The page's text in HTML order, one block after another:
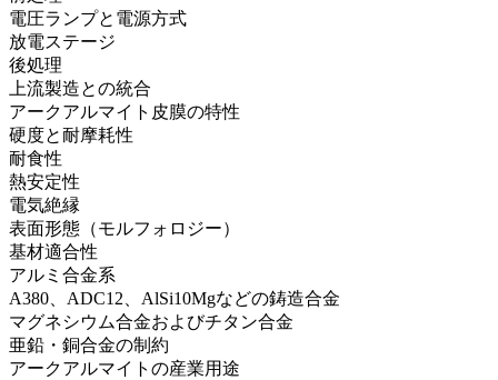
電圧ランプと電源方式
放電ステージ
後処理
上流製造との統合
アークアルマイト皮膜の特性
硬度と耐摩耗性
耐食性
熱安定性
電気絶縁
表面形態（モルフォロジー）
基材適合性
アルミ合金系
A380、ADC12、AlSi10Mgなどの鋳造合金
マグネシウム合金およびチタン合金
亜鉛・銅合金の制約
アークアルマイトの産業用途